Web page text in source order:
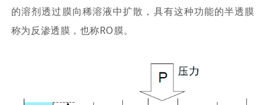
的溶剂透过膜向稀溶液中扩散，具有这种功能的半透膜
称为反渗透膜，也称RO膜。